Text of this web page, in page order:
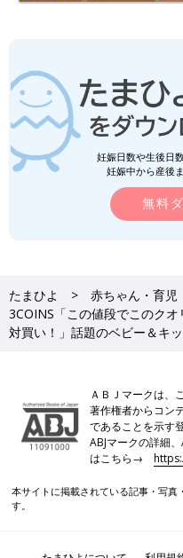
妊娠日数や生後日
妊娠中から産後
無料
たまひよ 赤ちゃん・育児
3COINS「この値段でこのク
対買い！」話題のベビー＆キ
ＡＢＪマークは、
著作権者からコン
であることを示す
ABJマークの詳細
はこちら→
本サイトに掲載されている記事・写真
す。